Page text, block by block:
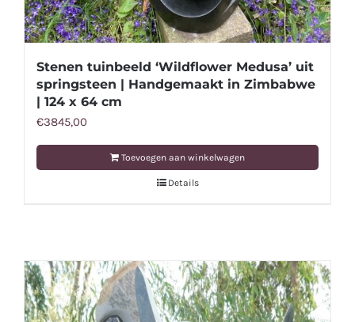
Stenen tuinbeeld ‘Wildflower Medusa’ uit
springsteen | Handgemaakt in Zimbabwe
| 124 x 64 cm
€3845,00
Toevoegen aan winkelwagen
Details